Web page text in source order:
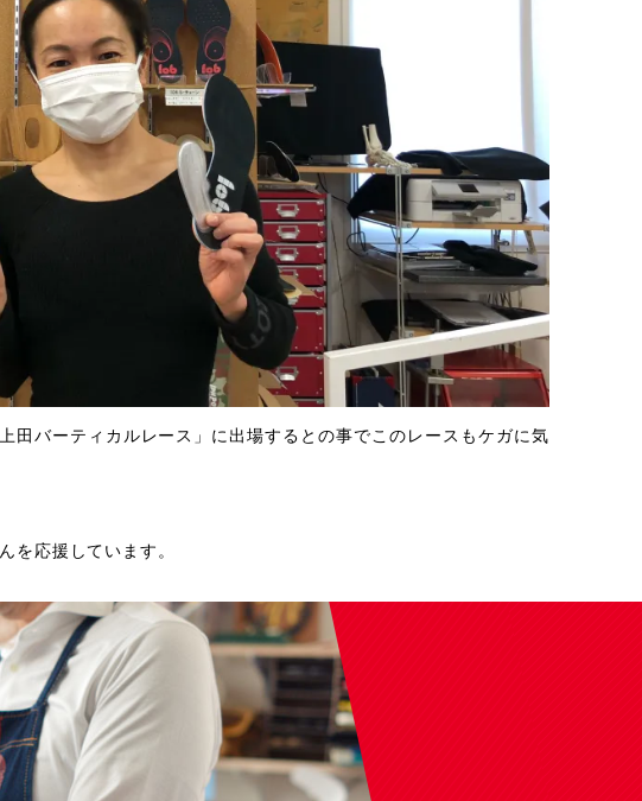
バーティカルレース」に出場するとの事でこのレースもケガに気
を応援しています。